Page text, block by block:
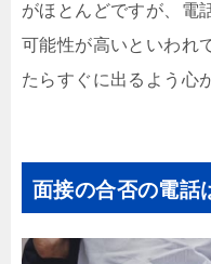
がほとんどですが、電
可能性が高いといわれ
たらすぐに出るよう心
面接の合否の電話